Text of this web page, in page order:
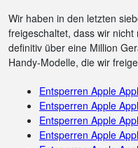
Wir haben in den letzten
freigeschaltet, dass wir
definitiv über eine Million
Handy-Modelle, die wir
Entsperren Apple
Entsperren Apple
Entsperren Apple
Entsperren Apple